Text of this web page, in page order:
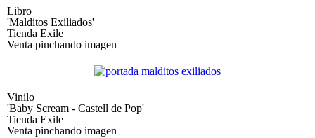
Libro
'Malditos Exiliados'
Tienda Exile
Venta pinchando imagen
Vinilo
'Baby Scream - Castell de Pop'
Tienda Exile
Venta pinchando imagen